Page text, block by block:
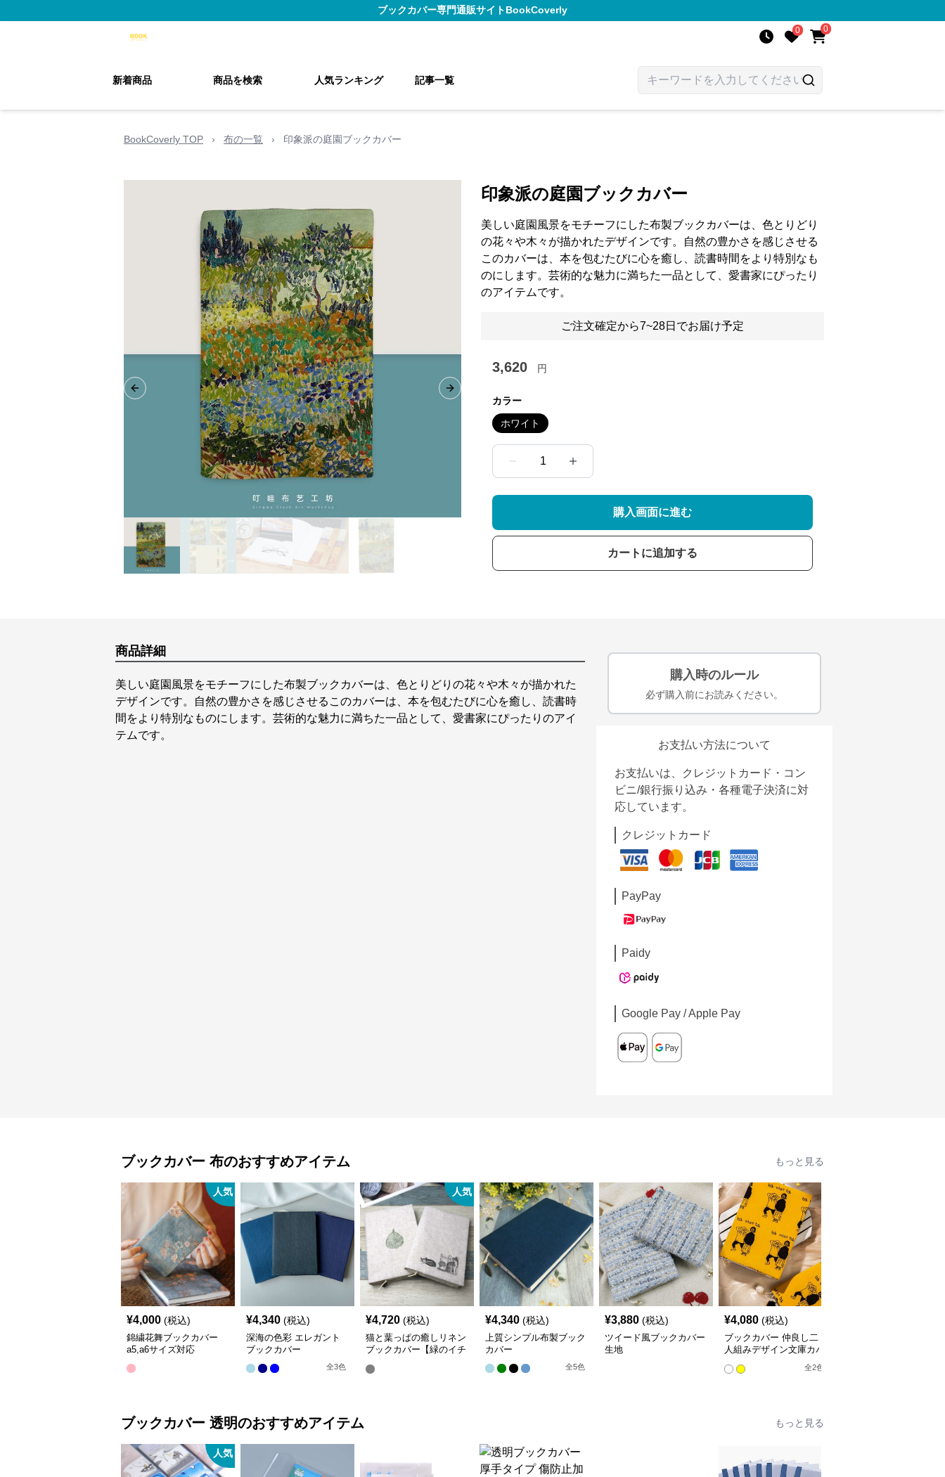
ブックカバー専門通販サイトBookCoverly
0 0
新着商品 商品を検索 人気ランキング 記事一覧
BookCoverly TOP › 布の一覧 › 印象派の庭園ブックカバー
Previous slide Next slide
印象派の庭園ブックカバー
美しい庭園風景をモチーフにした布製ブックカバーは、色とりどり
の花々や木々が描かれたデザインです。自然の豊かさを感じさせる
このカバーは、本を包むたびに心を癒し、読書時間をより特別なも
のにします。芸術的な魅力に満ちた一品として、愛書家にぴったり
のアイテムです。
ご注文確定から7~28日でお届け予定
3,620 円
カラー
ホワイト
1
購入画面に進む
カートに追加する
商品詳細
美しい庭園風景をモチーフにした布製ブックカバーは、色とりどりの花々や木々が描かれた
デザインです。自然の豊かさを感じさせるこのカバーは、本を包むたびに心を癒し、読書時
間をより特別なものにします。芸術的な魅力に満ちた一品として、愛書家にぴったりのアイ
テムです。
購入時のルール
必ず購入前にお読みください。
お支払い方法について
お支払いは、クレジットカード・コン
ビニ/銀行振り込み・各種電子決済に対
応しています。
クレジットカード
PayPay
Paidy
Google Pay / Apple Pay
ブックカバー 布のおすすめアイテム もっと見る
人気
¥4,000 (税込)
錦繍花舞ブックカバー
a5,a6サイズ対応
¥4,340 (税込)
深海の色彩 エレガント
ブックカバー
全3色
人気
¥4,720 (税込)
猫と葉っぱの癒しリネン
ブックカバー【緑のイチ
¥4,340 (税込)
上質シンプル布製ブック
カバー
全5色
¥3,880 (税込)
ツイード風ブックカバー
生地
¥4,080 (税込)
ブックカバー 仲良し二
人組みデザイン文庫カバ
全2色
ブックカバー 透明のおすすめアイテム もっと見る
人気